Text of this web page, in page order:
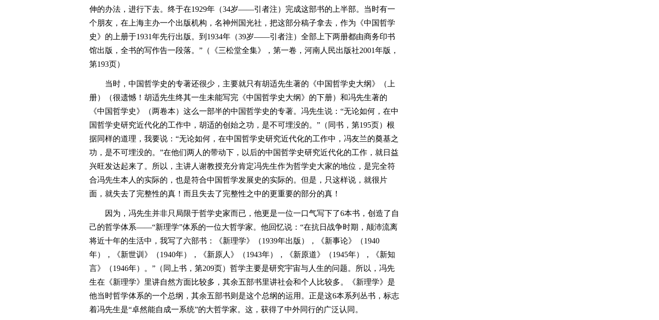
伸的办法，进行下去。终于在1929年（34岁――引者注）完成这部书的上半部。当时有一
个朋友，在上海主办一个出版机构，名神州国光社，把这部分稿子拿去，作为《中国哲学
史》的上册于1931年先行出版。到1934年（39岁――引者注）全部上下两册都由商务印书
馆出版，全书的写作告一段落。”（《三松堂全集》，第一卷，河南人民出版社2001年版，
第193页）
当时，中国哲学史的专著还很少，主要就只有胡适先生著的《中国哲学史大纲》（上
册）（很遗憾！胡适先生终其一生未能写完《中国哲学史大纲》的下册）和冯先生著的
《中国哲学史》（两卷本）这么一部半的中国哲学史的专著。冯先生说：“无论如何，在中
国哲学史研究近代化的工作中，胡适的创始之功，是不可埋没的。”（同书，第195页）根
据同样的道理，我要说：“无论如何，在中国哲学史研究近代化的工作中，冯友兰的奠基之
功，是不可埋没的。”在他们两人的带动下，以后的中国哲学史研究近代化的工作，就日益
兴旺发达起来了。所以，主讲人谢教授充分肯定冯先生作为哲学史大家的地位，是完全符
合冯先生本人的实际的，也是符合中国哲学发展史的实际的。但是，只这样说，就很片
面，就失去了完整性的真！而且失去了完整性之中的更重要的部分的真！
因为，冯先生并非只局限于哲学史家而已，他更是一位一口气写下了6本书，创造了自
己的哲学体系――“新理学”体系的一位大哲学家。他回忆说：“在抗日战争时期，颠沛流离
将近十年的生活中，我写了六部书：《新理学》（1939年出版），《新事论》（1940
年），《新世训》（1940年），《新原人》（1943年），《新原道》（1945年），《新知
言》（1946年）。”（同上书，第209页）哲学主要是研究宇宙与人生的问题。所以，冯先
生在《新理学》里讲自然方面比较多，其余五部书里讲社会和个人比较多。《新理学》是
他当时哲学体系的一个总纲，其余五部书则是这个总纲的运用。正是这6本系列丛书，标志
着冯先生是“卓然能自成一系统”的大哲学家。这，获得了中外同行的广泛认同。